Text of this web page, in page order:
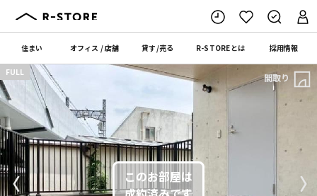
住まい オフィス /店舗 貸す/売る R-STOREとは 採用情報
〈 〉
FULL 間取り